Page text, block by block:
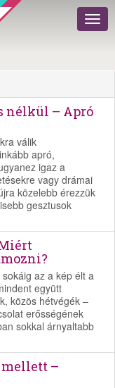
nélkül – Apró
válik
apró,
igaz a
vagy drámai
közelebb érezzük
gesztusok
az a kép élt a
együtt
közös hétvégék –
erősségének
sokkal árnyaltabb
mellett –